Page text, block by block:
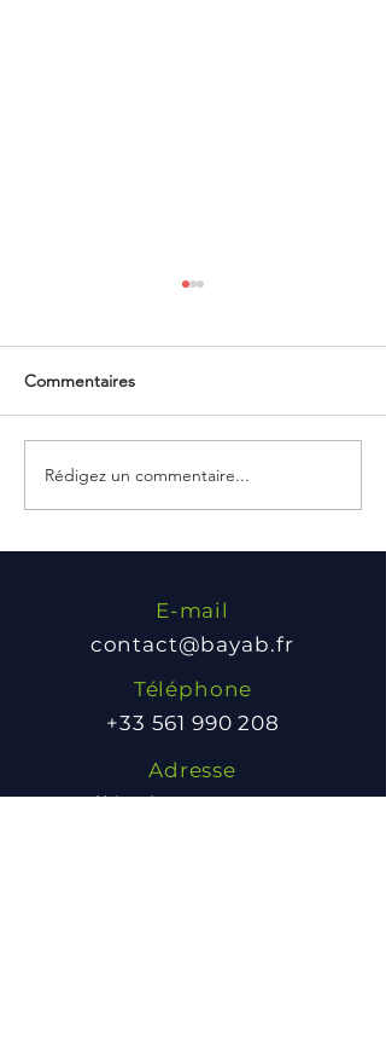
Plus que 22 places aux
conférences !
Commentaires
Rédigez un commentaire...
E-mail
contact@bayab.fr
Téléphone
+33 561 990 208
Adresse
6 allée de Longueterre,